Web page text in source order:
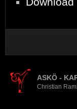
ASKÖ -
Christian